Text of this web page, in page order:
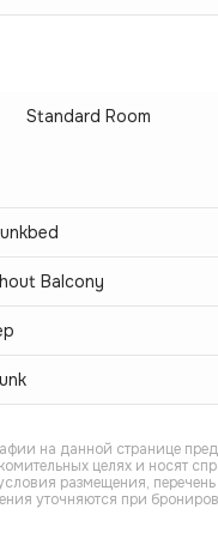
Standard Room
Balcony
на данной странице
целях и носят
размещения,
уточняются при